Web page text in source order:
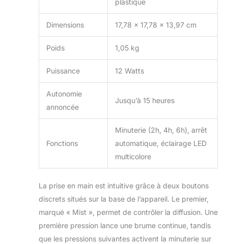
avec une variété de
couleurs de lumière
LED. Créez
l'atmosphère
parfaite pour la
concentration ou la
changer l'éclairage
votre humeur.
Fonctionnement à
faible bruit : la
fréquence
millions de fois par
seconde avec un
fonctionnement à
faible bruit, libérant
des molécules
d'huile essentielle
plastique
Dimensions 17,78 x 17,78 x 13,97 cm
Poids 1,05 kg
Puissance 12 Watts
Autonomie
annoncée
Jusqu’à 15 heures
Fonctions
Minuterie (2h, 4h, 6h), arrêt
automatique, éclairage LED
multicolore
La prise en main est intuitive grâce à deux boutons
discrets situés sur la base de l’appareil. Le premier,
marqué « Mist », permet de contrôler la diffusion. Une
première pression lance une brume continue, tandis
que les pressions suivantes activent la minuterie sur